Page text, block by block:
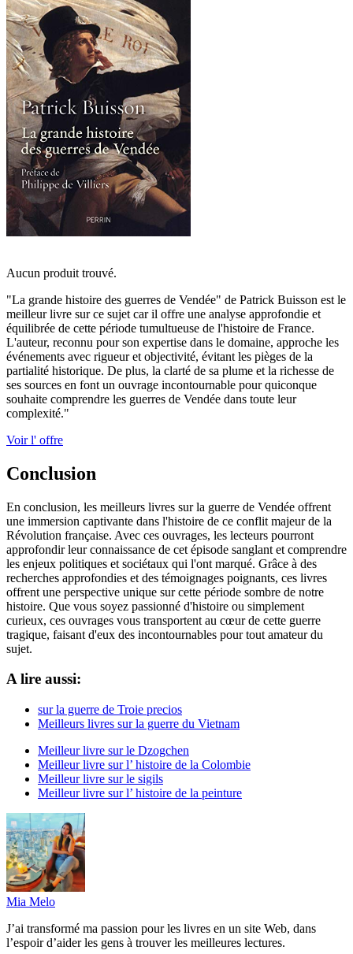
Aucun produit trouvé.
"La grande histoire des guerres de Vendée" de Patrick Buisson est le
meilleur livre sur ce sujet car il offre une analyse approfondie et
équilibrée de cette période tumultueuse de l'histoire de France.
L'auteur, reconnu pour son expertise dans le domaine, approche les
événements avec rigueur et objectivité, évitant les pièges de la
partialité historique. De plus, la clarté de sa plume et la richesse de
ses sources en font un ouvrage incontournable pour quiconque
souhaite comprendre les guerres de Vendée dans toute leur
complexité."
Voir l' offre
Conclusion
En conclusion, les meilleurs livres sur la guerre de Vendée offrent
une immersion captivante dans l'histoire de ce conflit majeur de la
Révolution française. Avec ces ouvrages, les lecteurs pourront
approfondir leur connaissance de cet épisode sanglant et comprendre
les enjeux politiques et sociétaux qui l'ont marqué. Grâce à des
recherches approfondies et des témoignages poignants, ces livres
offrent une perspective unique sur cette période sombre de notre
histoire. Que vous soyez passionné d'histoire ou simplement
curieux, ces ouvrages vous transportent au cœur de cette guerre
tragique, faisant d'eux des incontournables pour tout amateur du
sujet.
A lire aussi:
sur la guerre de Troie precios
Meilleurs livres sur la guerre du Vietnam
Meilleur livre sur le Dzogchen
Meilleur livre sur l’ histoire de la Colombie
Meilleur livre sur le sigils
Meilleur livre sur l’ histoire de la peinture
Mia Melo
J’ai transformé ma passion pour les livres en un site Web, dans
l’espoir d’aider les gens à trouver les meilleures lectures.